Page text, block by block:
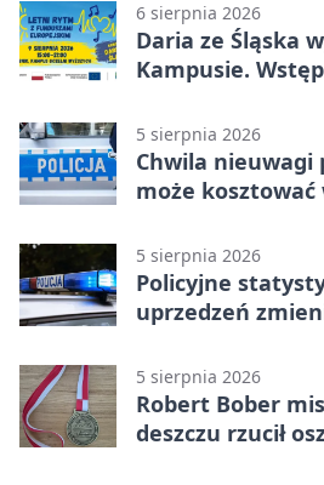
6 sierpnia 2026
Daria ze Śląska
Kampusie.
5 sierpnia 2026
Chwila nieuwagi
może kosztować
5 sierpnia 2026
Policyjne
uprzedzeń
5 sierpnia 2026
Robert Bober
deszczu rzucił